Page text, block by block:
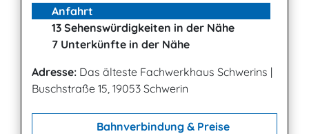
Anfahrt
13 Sehenswürdigkeiten in der Nähe
7 Unterkünfte in der Nähe
Adresse: Das älteste Fachwerkhaus Schwerins |
Buschstraße 15, 19053 Schwerin
Bahnverbindung & Preise